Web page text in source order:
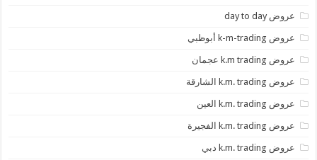
عروض day to day
عروض k-m-trading أبوظبي
عروض k.m trading عجمان
عروض k.m. trading الشارقة
عروض k.m. trading العين
عروض k.m. trading الفجيرة
عروض k.m. trading دبي